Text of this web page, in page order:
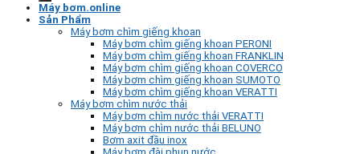
Máy bơm.online
Sản Phẩm
Máy bơm chìm giếng khoan
Máy bơm chìm giếng khoan PERONI
Máy bơm chìm giếng khoan FRANKLIN
Máy bơm chìm giếng khoan COVERCO
Máy bơm chìm giếng khoan SUMOTO
Máy bơm chìm giếng khoan VERATTI
Máy bơm chìm nước thải
Máy bơm chìm nước thải VERATTI
Máy bơm chìm nước thải BELUNO
Bơm axit đầu inox